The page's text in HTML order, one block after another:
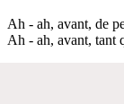
Ah - ah, avant, de
Ah - ah, avant, tant